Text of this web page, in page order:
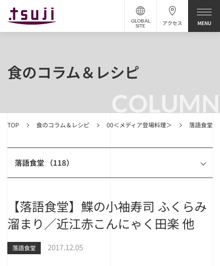
アクセス
GLOBAL
SITE
COLUMN
TOP 食のコラム＆レシピ 00＜メディア登場料理＞ 落語食堂
食のコラム＆レシピ
落語食堂 （118）
【落語食堂】鰈の小袖寿司 ふくらみ
溜まり／近江赤こんにゃく田楽 他
落語食堂 2017.12.05